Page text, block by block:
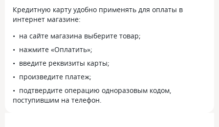
30 минут я зашла в раздел «Финансы»
и увидела, что мой лимит уже
составляет 80 000 рублей,
прошла максимально гладко
и оперативно. Огромное спасибо
решение моего вопроса! Очень
удобно, что можно так просто
управлять своим лимитом через чат.
Кредитную карту удобно применять для оплаты в
интернет магазине:
на сайте магазина выберите товар;
нажмите «Оплатить»;
введите реквизиты карты;
произведите платеж;
подтвердите операцию одноразовым кодом,
поступившим на телефон.